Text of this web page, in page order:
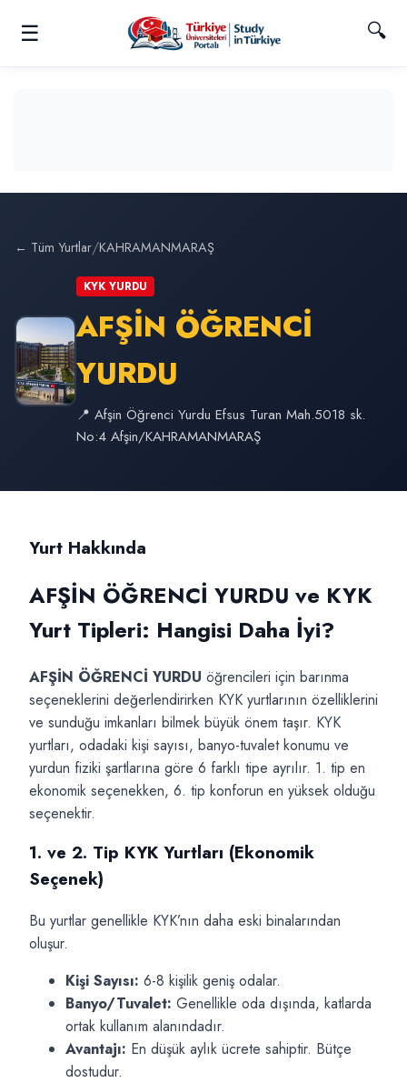
☰ 🔍
← Tüm Yurtlar/KAHRAMANMARAŞ
KYK YURDU
AFŞİN ÖĞRENCİ
YURDU
📍 Afşin Öğrenci Yurdu Efsus Turan Mah.5018 sk.
No:4 Afşin/KAHRAMANMARAŞ
Yurt Hakkında
AFŞİN ÖĞRENCİ YURDU ve KYK
Yurt Tipleri: Hangisi Daha İyi?
AFŞİN ÖĞRENCİ YURDU öğrencileri için barınma
seçeneklerini değerlendirirken KYK yurtlarının özelliklerini
ve sunduğu imkanları bilmek büyük önem taşır. KYK
yurtları, odadaki kişi sayısı, banyo-tuvalet konumu ve
yurdun fiziki şartlarına göre 6 farklı tipe ayrılır. 1. tip en
ekonomik seçenekken, 6. tip konforun en yüksek olduğu
seçenektir.
1. ve 2. Tip KYK Yurtları (Ekonomik
Seçenek)
Bu yurtlar genellikle KYK’nın daha eski binalarından
oluşur.
Kişi Sayısı: 6-8 kişilik geniş odalar.
Banyo/Tuvalet: Genellikle oda dışında, katlarda
ortak kullanım alanındadır.
Avantajı: En düşük aylık ücrete sahiptir. Bütçe
dostudur.